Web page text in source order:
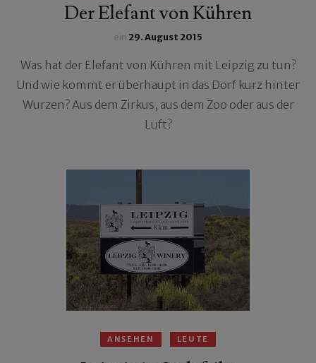
Der Elefant von Kühren
ein29. August 2015
Was hat der Elefant von Kühren mit Leipzig zu tun?
Und wie kommt er überhaupt in das Dorf kurz hinter
Wurzen? Aus dem Zirkus, aus dem Zoo oder aus der
Luft?
ANSEHEN LEUTE